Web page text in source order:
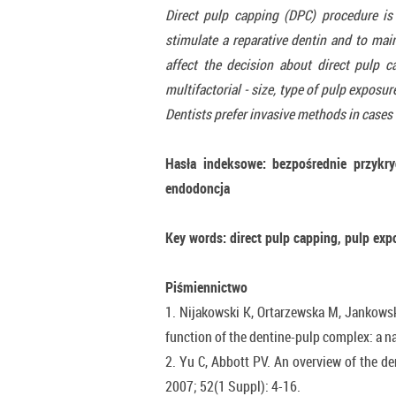
Direct pulp capping (DPC) procedure
stimulate a reparative dentin and to
affect the decision about direct pulp
multifactorial - size, type of pulp
Dentists prefer invasive methods in
Hasła indeksowe: bezpośrednie
endodoncja
Key words: direct pulp capping, pulp
Piśmiennictwo
1. Nijakowski K, Ortarzewska M,
function of the dentine-pulp complex: a
2. Yu C, Abbott PV. An overview of the
2007; 52(1 Suppl): 4-16.